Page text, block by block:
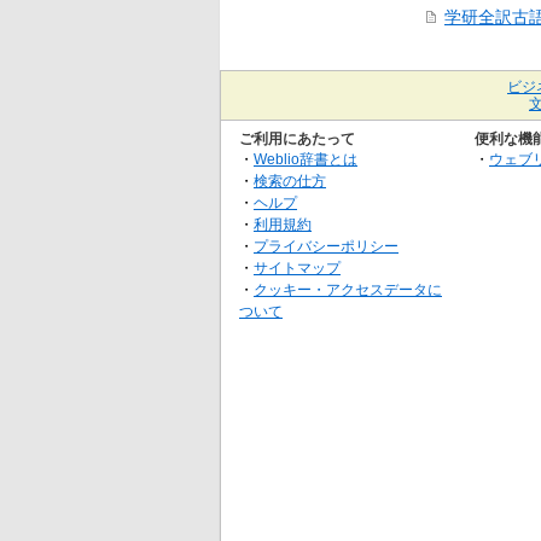
学研全訳古
ビジ
ご利用にあたって
・ Weblio辞書とは
・ 検索の仕方
・ ヘルプ
・ 利用規約
・ プライバシーポリシー
・ サイトマップ
・ クッキー・アクセスデータに
ついて
便利な機
・ ウェブ